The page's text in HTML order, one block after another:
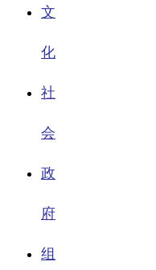
文
化
社
会
政
府
组